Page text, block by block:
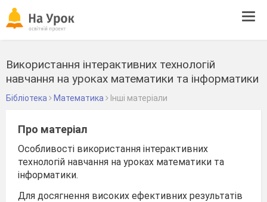
Використання інтерактивних технологій
навчання на уроках математики та інформатики
Бібліотека Математика Інші матеріали
Про матеріал
Особливості використання інтерактивних
технологій навчання на уроках математики та
інформатики.
Для досягнення високих ефективних результатів